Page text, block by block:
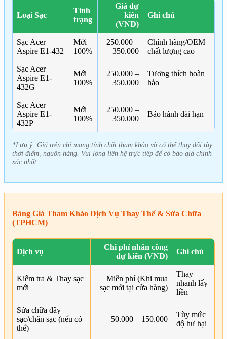
Loại Sạc
Tình
trạng
Giá dự
kiến
(VNĐ)
Ghi chú
Sạc Acer
Aspire E1-432
Mới
100%
250.000 –
350.000
Chính hãng/OEM
chất lượng cao
Sạc Acer
Aspire E1-
432G
Mới
100%
250.000 –
350.000
Tương thích hoàn
hảo
Sạc Acer
Aspire E1-
432P
Mới
100%
250.000 –
350.000
Bảo hành dài hạn
*Lưu ý: Giá trên chỉ mang tính chất tham khảo và có thể thay đổi tùy
thời điểm, nguồn hàng. Vui lòng liên hệ trực tiếp để có báo giá chính
xác nhất.
Bảng Giá Tham Khảo Dịch Vụ Thay Thế & Sửa Chữa
(TPHCM)
Dịch vụ
Chi phí nhân công
dự kiến (VNĐ)
Ghi chú
Kiểm tra & Thay sạc
mới
Miễn phí (Khi mua
sạc mới tại cửa hàng)
Thay
nhanh lấy
liền
Sửa chữa dây
sạc/chân sạc (nếu có
thể)
50.000 – 150.000
Tùy mức
độ hư hại